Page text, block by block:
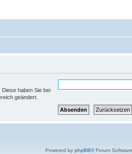
haben Sie bei
geändert.
Powered by phpBB® Forum